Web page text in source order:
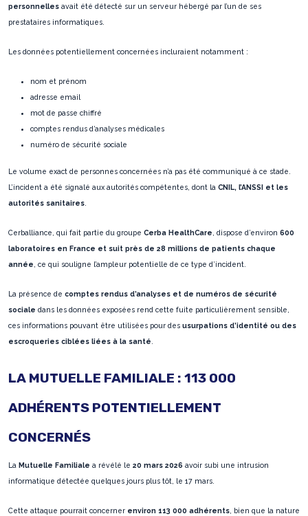
personnelles avait été détecté sur un serveur hébergé par l’un de ses
prestataires informatiques.
Les données potentiellement concernées incluraient notamment :
nom et prénom
adresse email
mot de passe chiffré
comptes rendus d’analyses médicales
numéro de sécurité sociale
Le volume exact de personnes concernées n’a pas été communiqué à ce stade.
L’incident a été signalé aux autorités compétentes, dont la CNIL, l’ANSSI et les
autorités sanitaires
Cerballiance, qui fait partie du groupe Cerba HealthCare , dispose d’environ 600
laboratoires en France et suit près de 28 millions de patients chaque
année , ce qui souligne l’ampleur potentielle de ce type d’incident.
La présence de comptes rendus d’analyses et de numéros de sécurité
sociale dans les données exposées rend cette fuite particulièrement sensible,
ces informations pouvant être utilisées pour des usurpations d’identité ou des
escroqueries ciblées liées à la santé
LA MUTUELLE FAMILIALE : 113 000
ADHÉRENTS POTENTIELLEMENT
CONCERNÉS
La Mutuelle Familiale a révélé le 20 mars 2026 avoir subi une intrusion
informatique détectée quelques jours plus tôt, le 17 mars.
Cette attaque pourrait concerner environ 113 000 adhérents , bien que la nature